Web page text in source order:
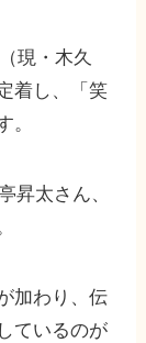
現・木久
着し、「笑
。
昇太さん、
加わり、伝
ているのが